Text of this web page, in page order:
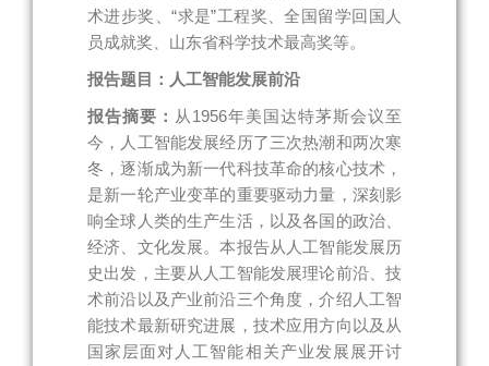
术进步奖、“求是”工程奖、全国留学回国人
员成就奖、山东省科学技术最高奖等。
报告题目：人工智能发展前沿
报告摘要： 从1956年美国达特茅斯会议至
今，人工智能发展经历了三次热潮和两次寒
冬，逐渐成为新一代科技革命的核心技术，
是新一轮产业变革的重要驱动力量，深刻影
响全球人类的生产生活，以及各国的政治、
经济、文化发展。本报告从人工智能发展历
史出发，主要从人工智能发展理论前沿、技
术前沿以及产业前沿三个角度，介绍人工智
能技术最新研究进展，技术应用方向以及从
国家层面对人工智能相关产业发展展开讨